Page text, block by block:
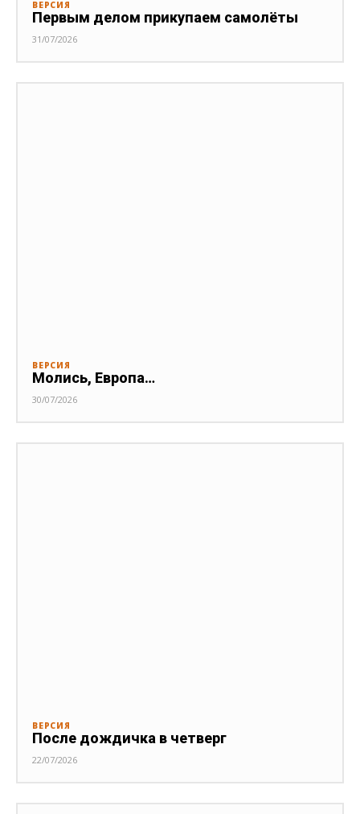
ВЕРСИЯ
Первым делом прикупаем самолёты
31/07/2026
ВЕРСИЯ
Молись, Европа…
30/07/2026
ВЕРСИЯ
После дождичка в четверг
22/07/2026